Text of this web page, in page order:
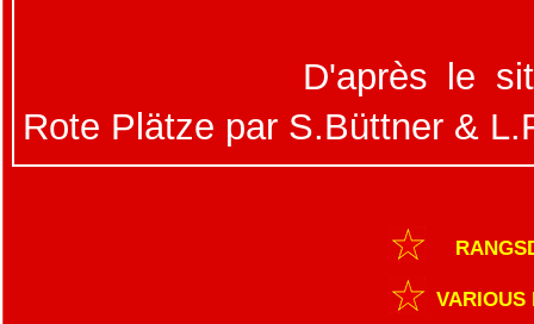
D'après le
Rote Plätze par S.Büttner &
VARIOUS